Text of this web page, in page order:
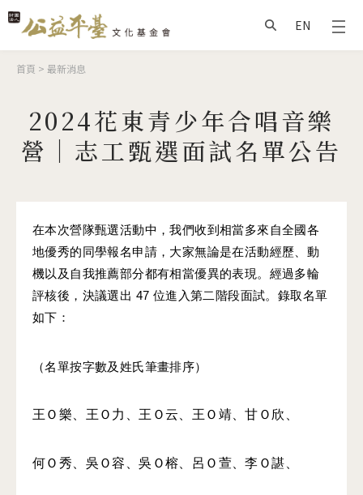
搜尋
EN
您在這裡
首頁 > 最新消息
2024花東青少年合唱音樂
營｜志工甄選面試名單公告
在本次營隊甄選活動中，我們收到相當多來自全國各
地優秀的同學報名申請，大家無論是在活動經歷、動
機以及自我推薦部分都有相當優異的表現。經過多輪
評核後，決議選出 47 位進入第二階段面試。錄取名單
如下：
（名單按字數及姓氏筆畫排序）
王Ｏ樂、王Ｏ力、王Ｏ云、王Ｏ靖、甘Ｏ欣、
何Ｏ秀、吳Ｏ容、吳Ｏ榕、呂Ｏ萱、李Ｏ諶、